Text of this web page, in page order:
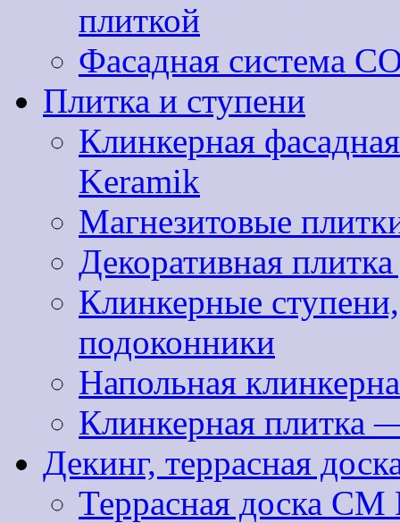
плиткой
Фасадная система
Плитка и ступени
Клинкерная
Keramik
Магнезитовые
Декоративная
Клинкерные
подоконники
Напольная
Клинкерная плитка
Декинг, террасная
Террасная доска